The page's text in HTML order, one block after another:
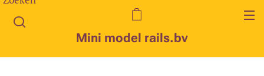
Mini model rails.bv